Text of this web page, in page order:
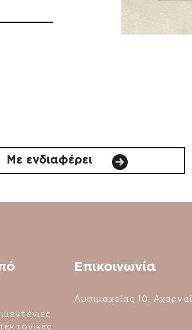
Με ενδιαφέρει
Επικοινωνία
Λυσιμαχείας 10, Αχαρναί